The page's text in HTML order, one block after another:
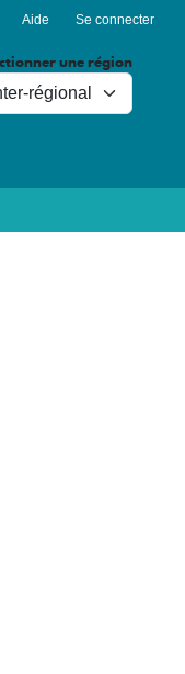
contenu principal
Aide Se connecter
une région